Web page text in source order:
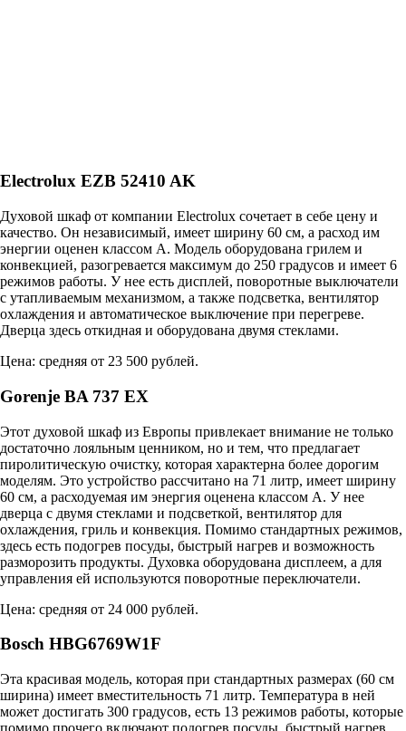
Electrolux EZB 52410 AK
Духовой шкаф от компании Electrolux сочетает в себе цену и
качество. Он независимый, имеет ширину 60 см, а расход им
энергии оценен классом А. Модель оборудована грилем и
конвекцией, разогревается максимум до 250 градусов и имеет 6
режимов работы. У нее есть дисплей, поворотные выключатели
с утапливаемым механизмом, а также подсветка, вентилятор
охлаждения и автоматическое выключение при перегреве.
Дверца здесь откидная и оборудована двумя стеклами.
Цена: средняя от 23 500 рублей.
Gorenje BA 737 EX
Этот духовой шкаф из Европы привлекает внимание не только
достаточно лояльным ценником, но и тем, что предлагает
пиролитическую очистку, которая характерна более дорогим
моделям. Это устройство рассчитано на 71 литр, имеет ширину
60 см, а расходуемая им энергия оценена классом А. У нее
дверца с двумя стеклами и подсветкой, вентилятор для
охлаждения, гриль и конвекция. Помимо стандартных режимов,
здесь есть подогрев посуды, быстрый нагрев и возможность
разморозить продукты. Духовка оборудована дисплеем, а для
управления ей используются поворотные переключатели.
Цена: средняя от 24 000 рублей.
Bosch HBG6769W1F
Эта красивая модель, которая при стандартных размерах (60 см
ширина) имеет вместительность 71 литр. Температура в ней
может достигать 300 градусов, есть 13 режимов работы, которые
помимо прочего включают подогрев посуды, быстрый нагрев,